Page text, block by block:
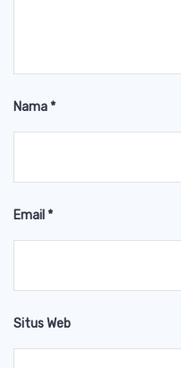
Nama*
Email *
Situs Web